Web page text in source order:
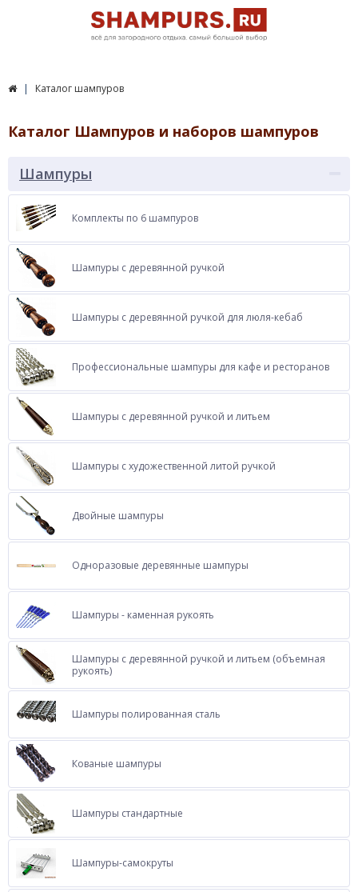
Каталог шампуров
Каталог Шампуров и наборов шампуров
Шампуры
Комплекты по 6 шампуров
Шампуры с деревянной ручкой
Шампуры с деревянной ручкой для люля-кебаб
Профессиональные шампуры для кафе и ресторанов
Шампуры c деревянной ручкой и литьем
Шампуры c художественной литой ручкой
Двойные шампуры
Одноразовые деревянные шампуры
Шампуры - каменная рукоять
Шампуры c деревянной ручкой и литьем (объемная
рукоять)
Шампуры полированная сталь
Кованые шампуры
Шампуры стандартные
Шампуры-самокруты